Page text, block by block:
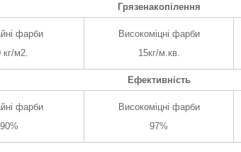
Грязенакопілення
фарби
кг/м2.
Високоміцні фарби
15кг/м.кв.
Ефективність
фарби
90%
Високоміцні фарби
97%